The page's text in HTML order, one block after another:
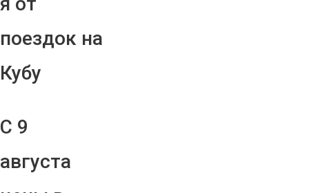
поездок на
Кубу
С 9
августа